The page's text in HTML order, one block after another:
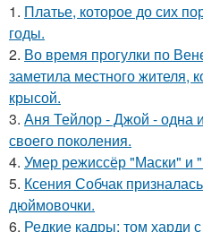
1. Платье, которое до сих
годы.
2. Во время прогулки по
заметила местного жителя,
крысой.
3. Аня Тейлор - Джой - одна
своего поколения.
4. Умер режиссёр "Маски" и
5. Ксения Собчак
дюймовочки.
6. Редкие кадры: том харди